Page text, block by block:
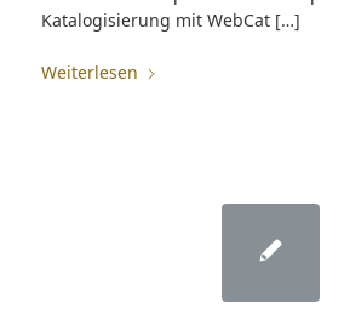
Katalogisierung mit WebCat […]
Weiterlesen